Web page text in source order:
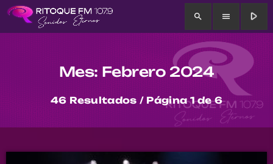
search menu play_arrow
Mes: Febrero 2024
46 Resultados / Página 1 de 6